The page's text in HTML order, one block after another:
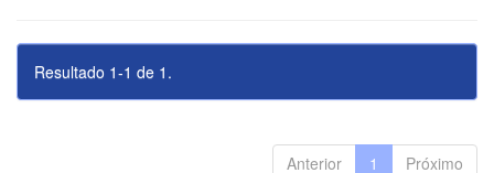
Resultado 1-1 de 1.
Anterior 1 Próximo